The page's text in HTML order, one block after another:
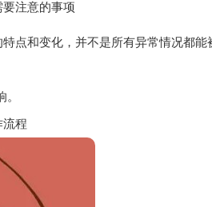
注意的事项
点和变化，并不是所有异常情况都能
流程